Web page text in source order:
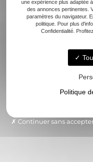
une expérience plus adaptée
des annonces pertinentes.
paramètres du navigateur.
politique. Pour plus
Confidentialité.
Politique
Continuer sans